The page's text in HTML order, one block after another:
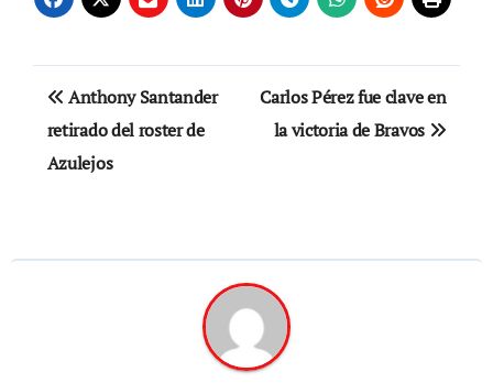
Navegación
de
entradas
Anthony Santander
retirado del roster de
Azulejos
Carlos Pérez fue clave en
la victoria de Bravos